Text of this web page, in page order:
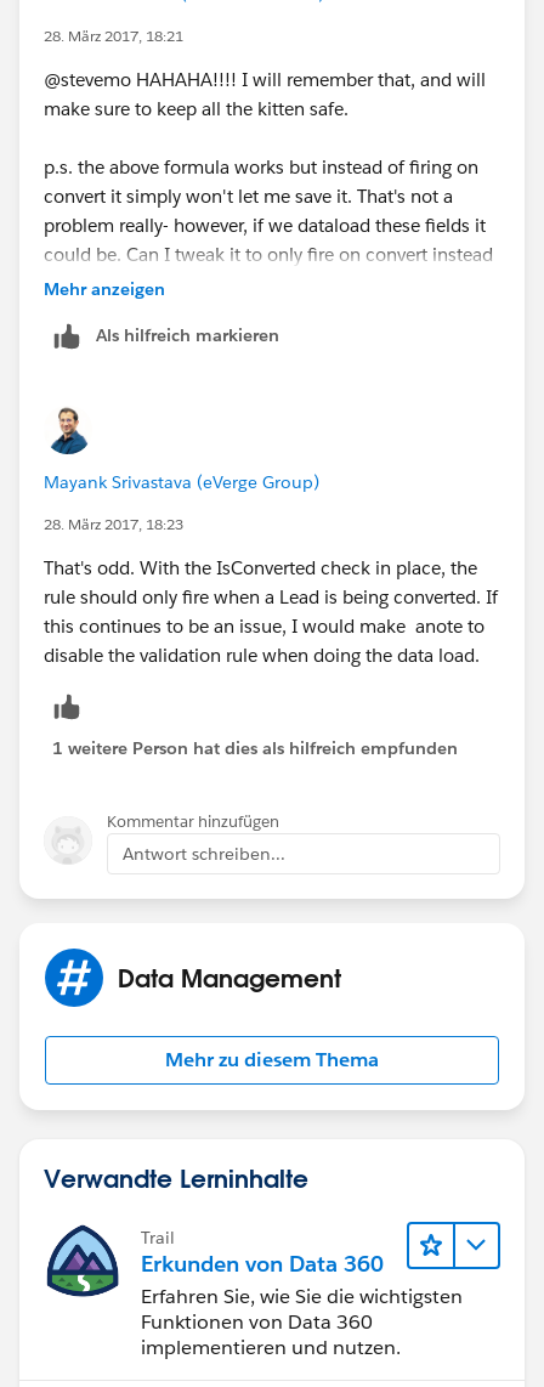
28. März 2017, 18:21
@stevemo HAHAHA!!!! I will remember that, and will
make sure to keep all the kitten safe.
p.s. the above formula works but instead of firing on
convert it simply won't let me save it. That's not a
problem really- however, if we dataload these fields it
could be. Can I tweak it to only fire on convert instead
of not letting me save the record?
Mehr anzeigen
Als hilfreich markieren
Mayank Srivastava (eVerge Group)
28. März 2017, 18:23
That's odd. With the IsConverted check in place, the
rule should only fire when a Lead is being converted. If
this continues to be an issue, I would make anote to
disable the validation rule when doing the data load.
1 weitere Person hat dies als hilfreich empfunden
Kommentar hinzufügen
Antwort schreiben...
Data Management
Mehr zu diesem Thema
Verwandte Lerninhalte
Trail
Erkunden von Data 360
Erfahren Sie, wie Sie die wichtigsten
Funktionen von Data 360
implementieren und nutzen.